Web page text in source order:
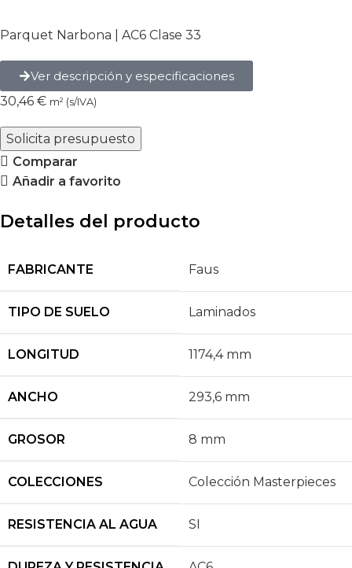
Parquet Narbona | AC6 Clase 33
Ver descripción y especificaciones
30,46 € m² (s/IVA)
Solicita presupuesto
Comparar
Añadir a favorito
Detalles del producto
FABRICANTE Faus
TIPO DE SUELO Laminados
LONGITUD 1174,4 mm
ANCHO 293,6 mm
GROSOR 8 mm
COLECCIONES Colección Masterpieces
RESISTENCIA AL AGUA SI